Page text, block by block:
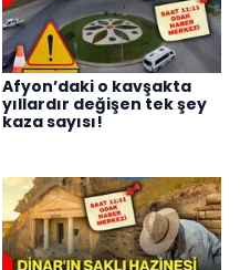
Afyon’daki o kavşakta
yıllardır değişen tek şey
kaza sayısı!